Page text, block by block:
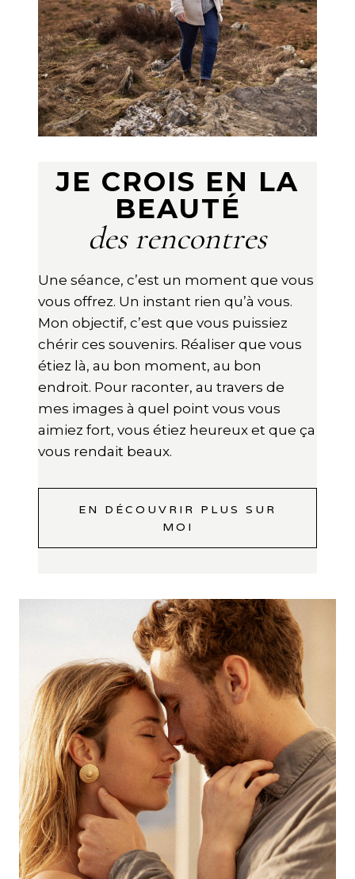
JE CROIS EN LA
BEAUTÉ
des rencontres
Une séance, c’est un moment que vous
vous offrez. Un instant rien qu’à vous.
Mon objectif, c’est que vous puissiez
chérir ces souvenirs. Réaliser que vous
étiez là, au bon moment, au bon
endroit. Pour raconter, au travers de
mes images à quel point vous vous
aimiez fort, vous étiez heureux et que ça
vous rendait beaux.
EN DÉCOUVRIR PLUS SUR
MOI